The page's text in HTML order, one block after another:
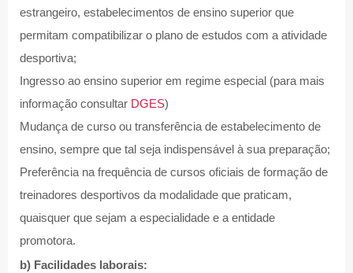
estrangeiro, estabelecimentos de ensino superior que
permitam compatibilizar o plano de estudos com a atividade
desportiva;
Ingresso ao ensino superior em regime especial (para mais
informação consultar DGES)
Mudança de curso ou transferência de estabelecimento de
ensino, sempre que tal seja indispensável à sua preparação;
Preferência na frequência de cursos oficiais de formação de
treinadores desportivos da modalidade que praticam,
quaisquer que sejam a especialidade e a entidade
promotora.
b) Facilidades laborais: